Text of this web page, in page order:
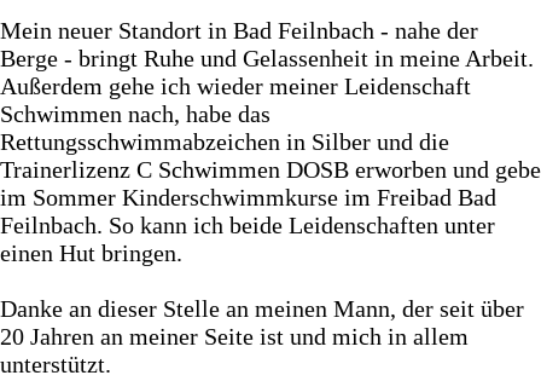
Mein neuer Standort in Bad Feilnbach - nahe der
Berge - bringt Ruhe und Gelassenheit in meine Arbeit.
Außerdem gehe ich wieder meiner Leidenschaft
Schwimmen nach, habe das
Rettungsschwimmabzeichen in Silber und die
Trainerlizenz C Schwimmen DOSB erworben und gebe
im Sommer Kinderschwimmkurse im Freibad Bad
Feilnbach. So kann ich beide Leidenschaften unter
einen Hut bringen.
Danke an dieser Stelle an meinen Mann, der seit über
20 Jahren an meiner Seite ist und mich in allem
unterstützt.